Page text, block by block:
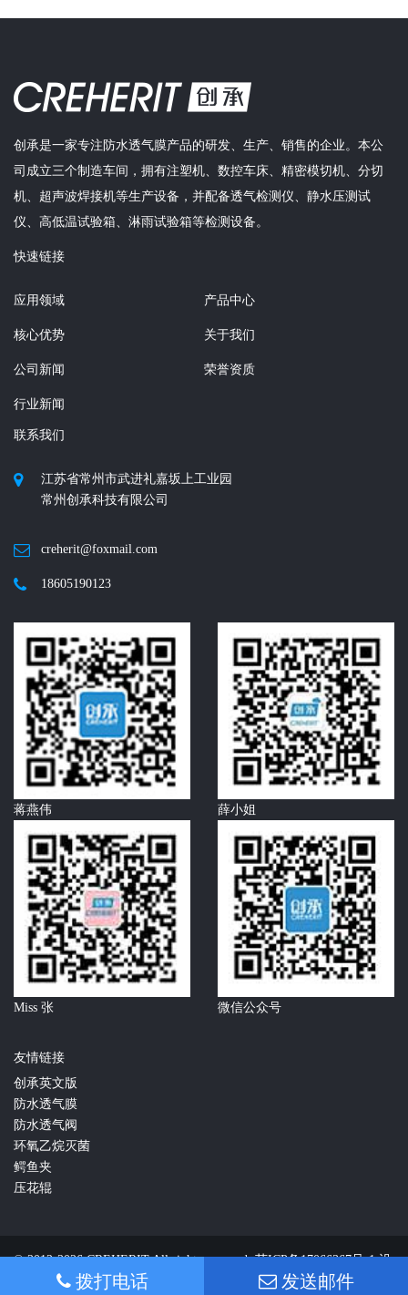
创承是一家专注防水透气膜产品的研发、生产、销售的企业。本公
司成立三个制造车间，拥有注塑机、数控车床、精密模切机、分切
机、超声波焊接机等生产设备，并配备透气检测仪、静水压测试
仪、高低温试验箱、淋雨试验箱等检测设备。
快速链接
应用领域 产品中心
核心优势 关于我们
公司新闻 荣誉资质
行业新闻
联系我们
江苏省常州市武进礼嘉坂上工业园
常州创承科技有限公司
creherit@foxmail.com
18605190123
蒋燕伟 薛小姐
Miss 张 微信公众号
友情链接
创承英文版
防水透气膜
防水透气阀
环氧乙烷灭菌
鳄鱼夹
压花辊
© 2012-2026 CREHERIT All rights reserved.苏ICP备17066367号-1设
计-若简品牌顾问
苏公网安备32041202003683号
拨打电话 发送邮件